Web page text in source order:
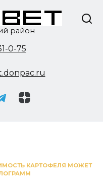
район
0-75
КАРТОФЕЛЯ МОЖЕТ